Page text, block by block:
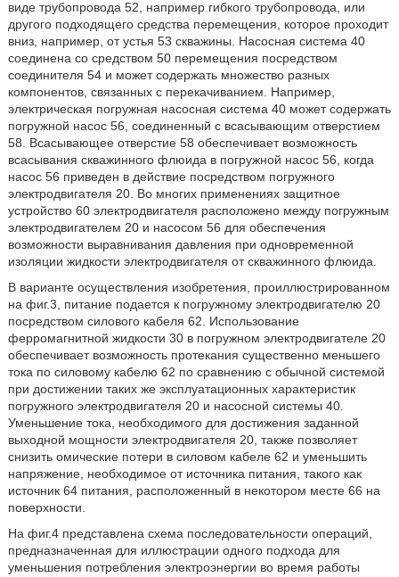
виде трубопровода 52, например гибкого трубопровода, или
другого подходящего средства перемещения, которое проходит
вниз, например, от устья 53 скважины. Насосная система 40
соединена со средством 50 перемещения посредством
соединителя 54 и может содержать множество разных
компонентов, связанных с перекачиванием. Например,
электрическая погружная насосная система 40 может содержать
погружной насос 56, соединенный с всасывающим отверстием
58. Всасывающее отверстие 58 обеспечивает возможность
всасывания скважинного флюида в погружной насос 56, когда
насос 56 приведен в действие посредством погружного
электродвигателя 20. Во многих применениях защитное
устройство 60 электродвигателя расположено между погружным
электродвигателем 20 и насосом 56 для обеспечения
возможности выравнивания давления при одновременной
изоляции жидкости электродвигателя от скважинного флюида.
В варианте осуществления изобретения, проиллюстрированном
на фиг.3, питание подается к погружному электродвигателю 20
посредством силового кабеля 62. Использование
ферромагнитной жидкости 30 в погружном электродвигателе 20
обеспечивает возможность протекания существенно меньшего
тока по силовому кабелю 62 по сравнению с обычной системой
при достижении таких же эксплуатационных характеристик
погружного электродвигателя 20 и насосной системы 40.
Уменьшение тока, необходимого для достижения заданной
выходной мощности электродвигателя 20, также позволяет
снизить омические потери в силовом кабеле 62 и уменьшить
напряжение, необходимое от источника питания, такого как
источник 64 питания, расположенный в некотором месте 66 на
поверхности.
На фиг.4 представлена схема последовательности операций,
предназначенная для иллюстрации одного подхода для
уменьшения потребления электроэнергии во время работы